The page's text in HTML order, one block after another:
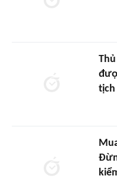
tịch